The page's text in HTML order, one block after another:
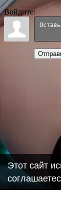
Войдите:
Этот сайт